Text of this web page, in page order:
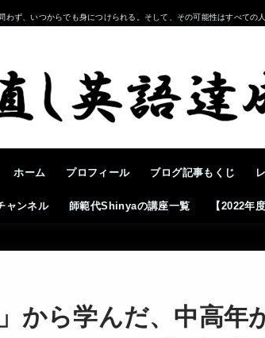
わず、いつからでも身につけられる。そして、その可能性はすべての
ホーム プロフィール ブログ記事もくじ
ャンネル 師範代Shinyaの講座一覧 【2022年
から学んだ、中高年